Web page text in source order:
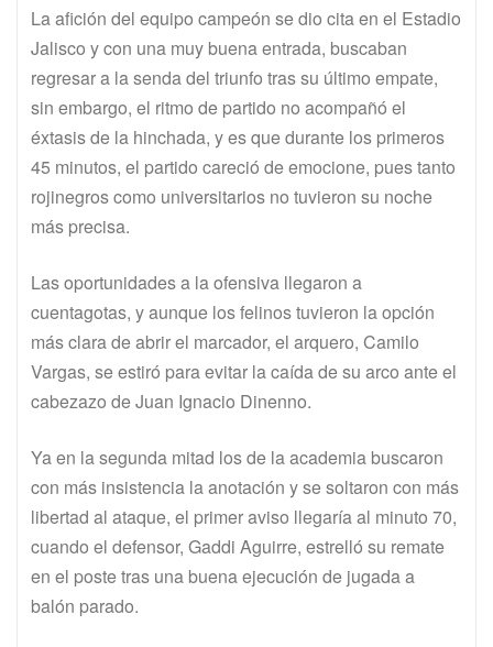
La afición del equipo campeón se dio cita en el Estadio
Jalisco y con una muy buena entrada, buscaban
regresar a la senda del triunfo tras su último empate,
sin embargo, el ritmo de partido no acompañó el
éxtasis de la hinchada, y es que durante los primeros
45 minutos, el partido careció de emocione, pues tanto
rojinegros como universitarios no tuvieron su noche
más precisa.
Las oportunidades a la ofensiva llegaron a
cuentagotas, y aunque los felinos tuvieron la opción
más clara de abrir el marcador, el arquero, Camilo
Vargas, se estiró para evitar la caída de su arco ante el
cabezazo de Juan Ignacio Dinenno.
Ya en la segunda mitad los de la academia buscaron
con más insistencia la anotación y se soltaron con más
libertad al ataque, el primer aviso llegaría al minuto 70,
cuando el defensor, Gaddi Aguirre, estrelló su remate
en el poste tras una buena ejecución de jugada a
balón parado.